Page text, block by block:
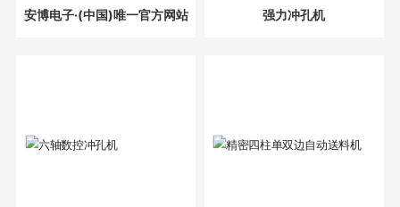
安博电子·(中国)唯一官方网站 强力冲孔机